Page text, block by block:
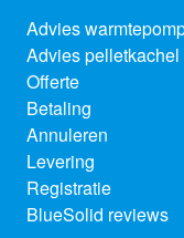
Advies
Advies pelletkachel
Offerte
Betaling
Annuleren
Levering
Registratie
BlueSolid reviews